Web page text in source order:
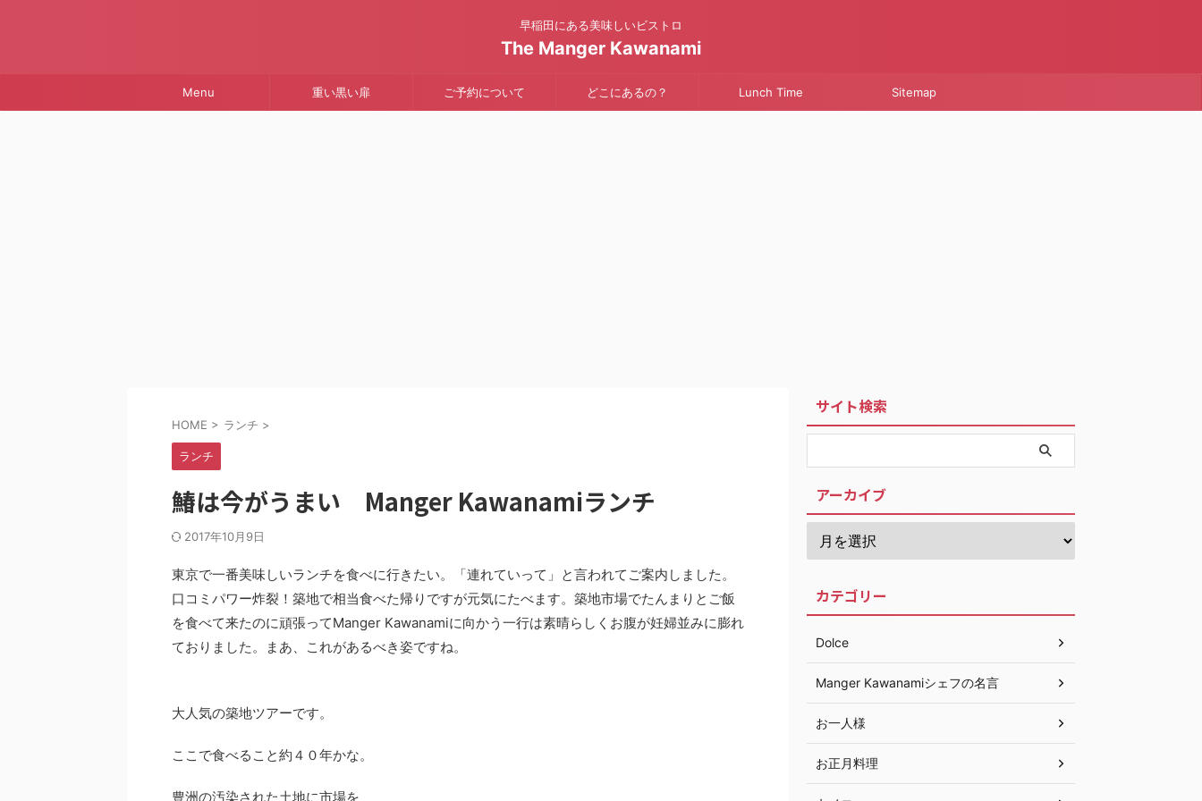
早稲田にある美味しいビストロ
The Manger Kawanami
Menu 重い黒い扉 ご予約について どこにあるの？ Lunch Time Sitemap
HOME > ランチ >
ランチ
鰆は今がうまい Manger Kawanamiランチ
2017年10月9日
東京で一番美味しいランチを食べに行きたい。「連れていって」と言われてご案内しました。
口コミパワー炸裂！築地で相当食べた帰りですが元気にたべます。築地市場でたんまりとご飯
を食べて来たのに頑張ってManger Kawanamiに向かう一行は素晴らしくお腹が妊婦並みに膨れ
ておりました。まあ、これがあるべき姿ですね。
大人気の築地ツアーです。
ここで食べること約４０年かな。
豊洲の汚染された土地に市場を
サイト検索
アーカイブ
カテゴリー
Dolce
Manger Kawanamiシェフの名言
お一人様
お正月料理